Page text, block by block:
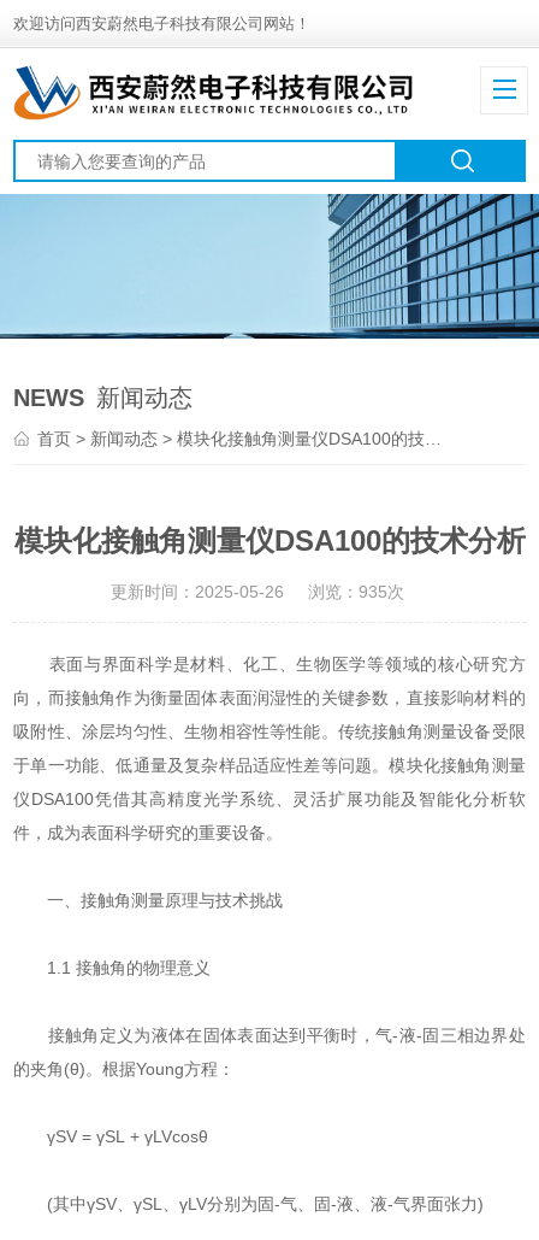
欢迎访问西安蔚然电子科技有限公司网站！
NEWS 新闻动态
首页 > 新闻动态 > 模块化接触角测量仪DSA100的技术分析
模块化接触角测量仪DSA100的技术分析
更新时间：2025-05-26 浏览：935次
表面与界面科学是材料、化工、生物医学等领域的核心研究方
向，而接触角作为衡量固体表面润湿性的关键参数，直接影响材料的
吸附性、涂层均匀性、生物相容性等性能。传统接触角测量设备受限
于单一功能、低通量及复杂样品适应性差等问题。模块化接触角测量
仪DSA100凭借其高精度光学系统、灵活扩展功能及智能化分析软
件，成为表面科学研究的重要设备。
一、接触角测量原理与技术挑战
1.1 接触角的物理意义
接触角定义为液体在固体表面达到平衡时，气-液-固三相边界处
的夹角(θ)。根据Young方程：
​​γSV = γSL + γLVcosθ​​
(其中γSV、γSL、γLV分别为固-气、固-液、液-气界面张力)